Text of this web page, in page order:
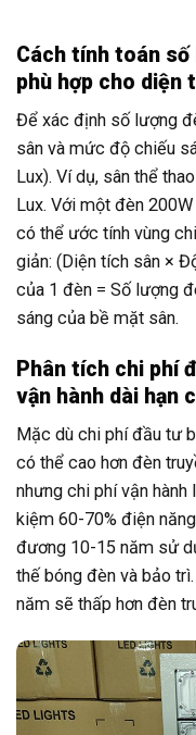
Cách tính toán
phù hợp cho diện
Để xác định số lượng
sân và mức độ chiếu
Lux). Ví dụ, sân thể
Lux. Với một đèn
có thể ước tính vùng
giản: (Diện tích sân ×
của 1 đèn = Số lượng
sáng của bề mặt sân.
Phân tích chi phí
vận hành dài hạn
Mặc dù chi phí đầu tư
có thể cao hơn đèn
nhưng chi phí vận
kiệm 60-70% điện
đương 10-15 năm sử
thế bóng đèn và bảo
năm sẽ thấp hơn đèn